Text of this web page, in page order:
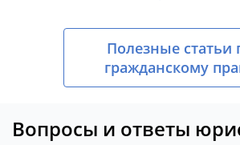
Полезные статьи
гражданскому
Вопросы и ответы